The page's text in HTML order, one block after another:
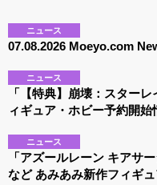
ニュース
07.08.2026 Moeyo.com
ニュース
「【特典】崩壊：スター
ィギュア・ホビー予約開始
ニュース
「アズールレーン キアサ
など あみあみ新作フィギ